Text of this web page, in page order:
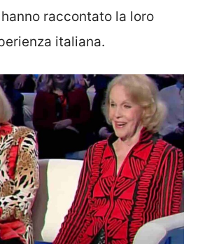
raccontato la loro
italiana.